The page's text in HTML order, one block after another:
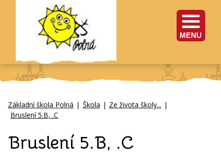
MENU
Základní škola Polná | Škola | Ze života školy... |
Bruslení 5.B, .C
Bruslení 5.B, .C